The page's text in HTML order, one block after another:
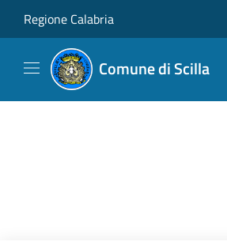
Regione Calabria
Comune di Scilla